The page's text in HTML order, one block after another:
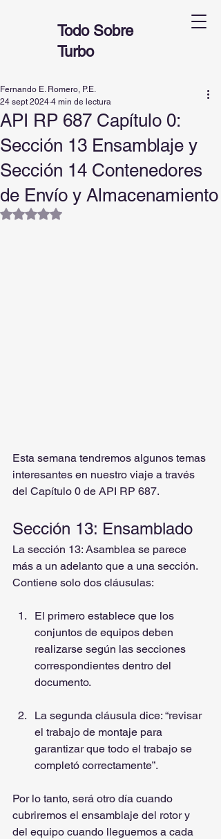
Todo Sobre
Turbo
API RP 687 Capítulo 0:
Sección 13 Ensamblaje y
Sección 14 Contenedores
de Envío y Almacenamiento
Fernando E. Romero, P.E.
24 sept 2024 4 min de lectura
Obtuvo NaN de 5 estrellas.
Esta semana tendremos algunos temas
interesantes en nuestro viaje a través
del Capítulo 0 de API RP 687.
Sección 13: Ensamblado
La sección 13: Asamblea se parece
más a un adelanto que a una sección.
Contiene solo dos cláusulas:
El primero establece que los
conjuntos de equipos deben
realizarse según las secciones
correspondientes dentro del
documento.
La segunda cláusula dice: “revisar
el trabajo de montaje para
garantizar que todo el trabajo se
completó correctamente”.
Por lo tanto, será otro día cuando
cubriremos el ensamblaje del rotor y
del equipo cuando lleguemos a cada